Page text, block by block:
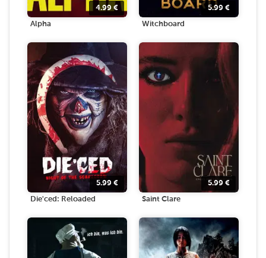
4.99 €
Alpha
5.99 €
Witchboard
5.99 €
Die'ced: Reloaded
5.99 €
Saint Clare